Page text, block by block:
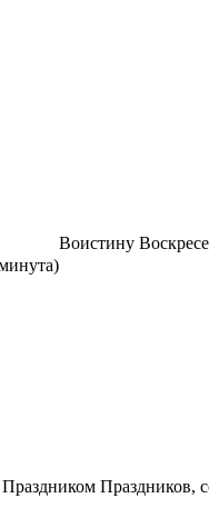
Воистину
Праздников,